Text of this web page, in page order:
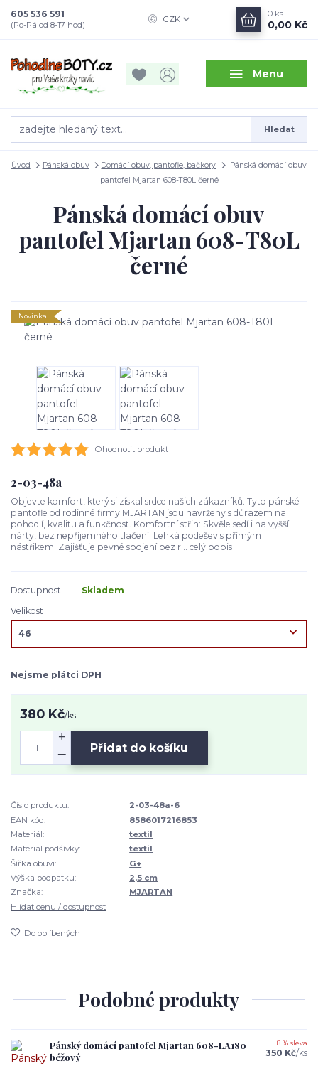
Menu
CZK
Hledat
605 536 591
(Po-Pá od 8-17 hod)
0 ks
0,00 Kč
Úvod Pánská obuv Domácí obuv, pantofle, bačkory
Pánská domácí obuv
pantofel Mjartan 608-T80L černé
Pánská domácí obuv
pantofel Mjartan 608-T80L
černé
Novinka
Ohodnotit produkt
2-03-48a
Objevte komfort, který si získal srdce našich zákazníků. Tyto pánské
pantofle od rodinné firmy MJARTAN jsou navrženy s důrazem na
pohodlí, kvalitu a funkčnost. Komfortní střih: Skvěle sedí i na vyšší
nárty, bez nepříjemného tlačení. Lehká podešev s přímým
nástřikem: Zajišťuje pevné spojení bez r... celý popis
Dostupnost
Skladem
Velikost
Nejsme plátci DPH
380 Kč/ks
Přidat do košíku
Číslo produktu:
2-03-48a-6
EAN kód:
8586017216853
Materiál:
textil
Materiál podšívky:
textil
Šířka obuvi:
G+
Výška podpatku:
2,5 cm
Značka:
MJARTAN
Hlídat cenu / dostupnost
Do oblíbených
Podobné produkty
Pánský domácí pantofel Mjartan 608-LA180
béžový
8 % sleva
350 Kč/ks